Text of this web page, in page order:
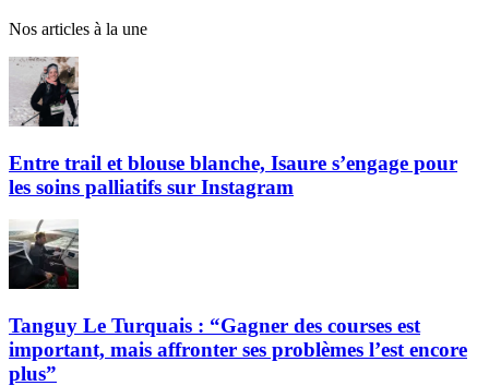
Nos articles à la une
Entre trail et blouse blanche, Isaure s’engage pour
les soins palliatifs sur Instagram
Tanguy Le Turquais : “Gagner des courses est
important, mais affronter ses problèmes l’est encore
plus”